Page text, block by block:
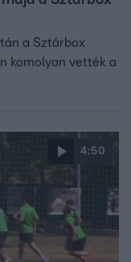
a Sztárbox
komolyan vették a
4:50